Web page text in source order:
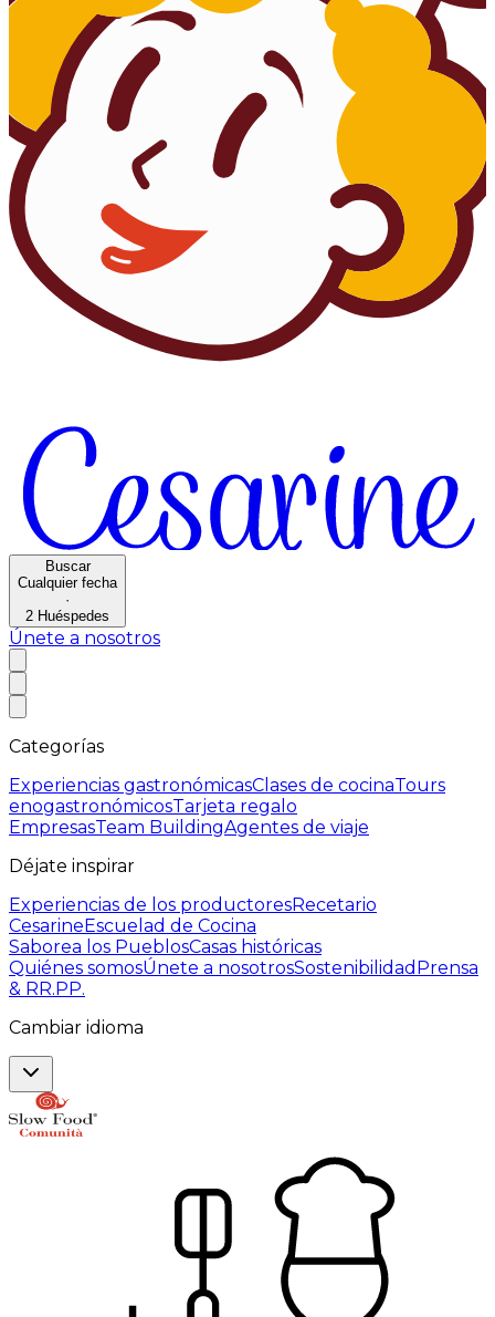
Buscar
Cualquier fecha
·
2 Huéspedes
Únete a nosotros
Categorías
Experiencias gastronómicasClases de cocinaTours
enogastronómicosTarjeta regalo
EmpresasTeam BuildingAgentes de viaje
Déjate inspirar
Experiencias de los productoresRecetario
CesarineEscuelad de Cocina
Saborea los PueblosCasas históricas
Quiénes somosÚnete a nosotrosSostenibilidad Prensa
& RR.PP.
Cambiar idioma